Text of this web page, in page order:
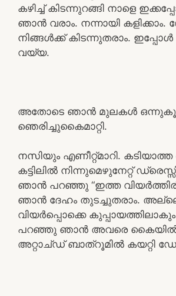
കഴിച്ച് കിടന്നുറങ്ങി നാളെ
ഞാൻ വരാം. നന്നായി കളിക്കാം.
നിങ്ങൾക്ക് കിടന്നുതരാം. ഇപ്പോൾ
വയ്യ.
അതോടെ ഞാൻ മുലകൾ
ഞെരിച്ചുകൈമാറ്റി.
നസിയും എണീറ്റ്മാറി. കടിയാത്ത
കട്ടിലിൽ നിന്നുമെഴുനേറ്റ്
ഞാൻ പറഞ്ഞു “ഇത്ത
ഞാൻ ദേഹം തുടച്ചുതരാം.
വിയർപ്പൊക്കെ
പറഞ്ഞു ഞാൻ അവരെ കൈയിൽ
അറ്റാച്ഡ് ബാത്‌റൂമിൽ കയറ്റി